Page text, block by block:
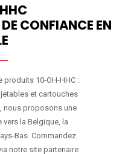
CONFIANCE EN
10-OH-HHC :
et cartouches
nous proposons une
la Belgique, la
Bas. Commandez
notre site partenaire